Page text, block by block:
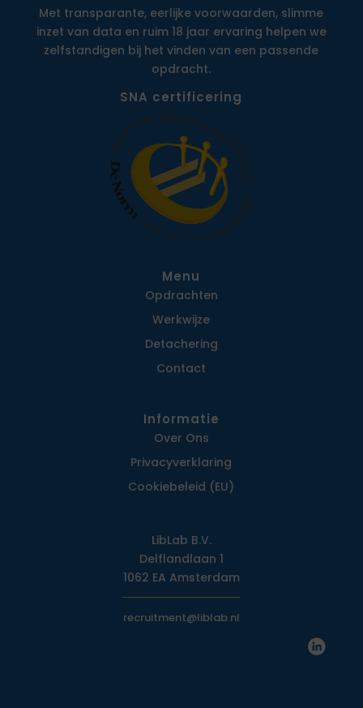
Met transparante, eerlijke voorwaarden, slimme
inzet van data en ruim 18 jaar ervaring helpen we
zelfstandigen bij het vinden van een passende
opdracht.
SNA certificering
Menu
Opdrachten
Werkwijze
Detachering
Contact
Informatie
Over Ons
Privacy­verklaring
Cookiebeleid (EU)
LibLab B.V.
Delflandlaan 1
1062 EA Amsterdam
recruitment@liblab.nl